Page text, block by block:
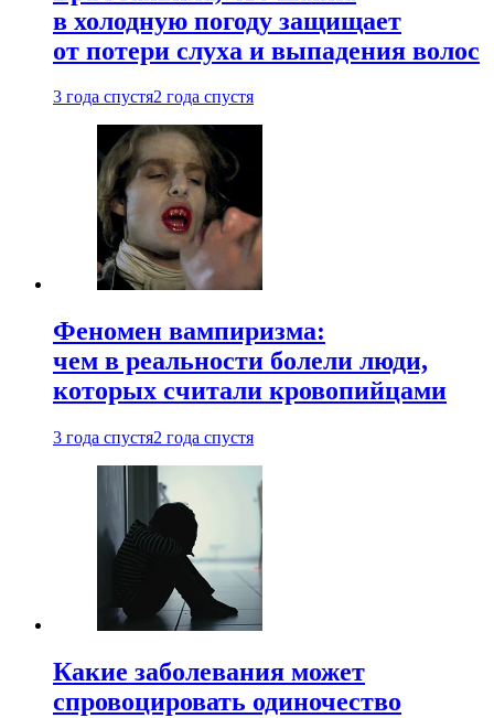
в холодную погоду защищает
от потери слуха и выпадения волос
3 года спустя2 года спустя
Феномен вампиризма:
чем в реальности болели люди,
которых считали кровопийцами
3 года спустя2 года спустя
Какие заболевания может
спровоцировать одиночество